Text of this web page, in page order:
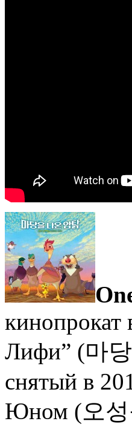
Лифи” (마
снятый в
Юном (오성